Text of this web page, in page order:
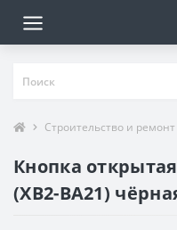
Строительство и ремонт
Кнопка
(ХВ2-ВА21)